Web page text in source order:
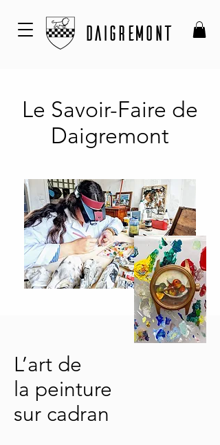
DAIGREMONT
Le Savoir-Faire de
Daigremont
L’art de
la peinture
sur cadran